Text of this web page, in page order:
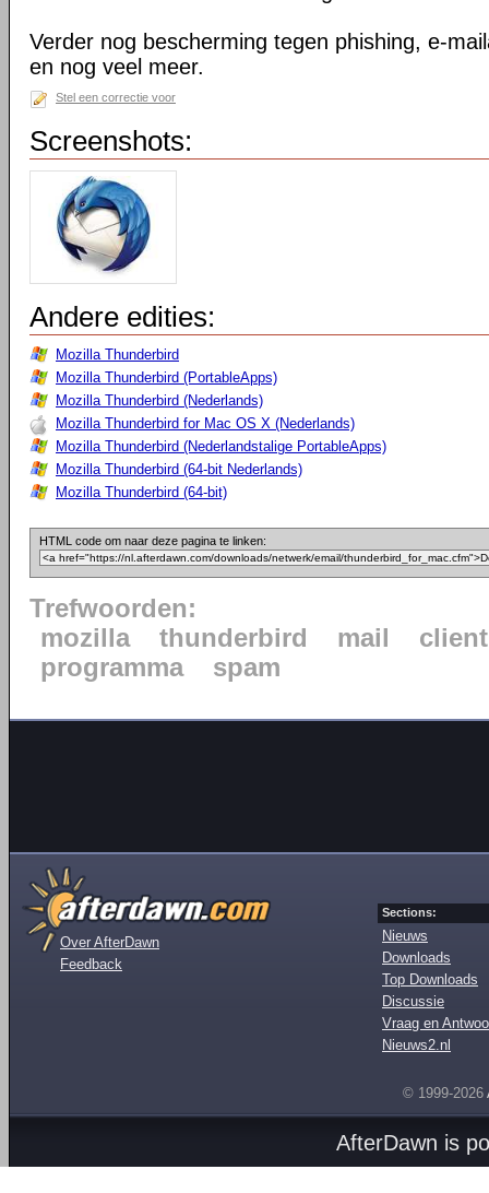
Verder nog bescherming tegen phishing, e-
en nog veel meer.
Stel een correctie voor
Screenshots:
Andere edities:
Mozilla Thunderbird
Mozilla Thunderbird (PortableApps)
Mozilla Thunderbird (Nederlands)
Mozilla Thunderbird for Mac OS X (Nederlands)
Mozilla Thunderbird (Nederlandstalige PortableApps)
Mozilla Thunderbird (64-bit Nederlands)
Mozilla Thunderbird (64-bit)
HTML code om naar deze pagina te linken:
Trefwoorden:
mozilla
thunderbird mail
client
programma
spam
Over AfterDawn
Feedback
Sections:
Nieuws
Downloads
Top Downloads
Discussie
Vraag en
Nieuws2.nl
© 1999-2026
AfterDawn is